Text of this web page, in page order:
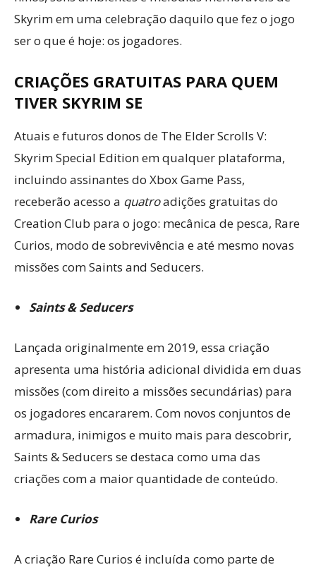
Skyrim em uma celebração daquilo que fez o jogo
ser o que é hoje: os jogadores.
CRIAÇÕES GRATUITAS PARA QUEM
TIVER SKYRIM SE
Atuais e futuros donos de The Elder Scrolls V:
Skyrim Special Edition em qualquer plataforma,
incluindo assinantes do Xbox Game Pass,
receberão acesso a quatroadições gratuitas do
Creation Club para o jogo: mecânica de pesca, Rare
Curios, modo de sobrevivência e até mesmo novas
missões com Saints and Seducers.
Saints & Seducers
Lançada originalmente em 2019, essa criação
apresenta uma história adicional dividida em duas
missões (com direito a missões secundárias) para
os jogadores encararem. Com novos conjuntos de
armadura, inimigos e muito mais para descobrir,
Saints & Seducers se destaca como uma das
criações com a maior quantidade de conteúdo.
Rare Curios
A criação Rare Curios é incluída como parte de